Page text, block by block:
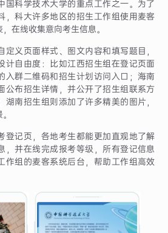
国科学技术大学的重点工作之一。为了
，科大许多地区的招生工作组使用麦客
在线收集意向考生信息。
义页面样式、图文内容和填写题目，
计自由度：比如江西招生组在登记页面
入群二维码和招生计划访问入口；海南
公布招生详情，并公开了招生组联系方
南招生组则添加了许多精美的图片，
登记页，各地考生都能更加直观地了解
，并在线完成报考等级，所有登记信息
作组的麦客系统后台，帮助工作组高效